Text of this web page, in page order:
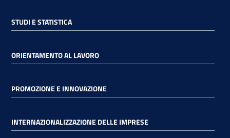
RSS
Seguici
STUDI E STATISTICA
ORIENTAMENTO AL LAVORO
PROMOZIONE E INNOVAZIONE
INTERNAZIONALIZZAZIONE DELLE IMPRESE